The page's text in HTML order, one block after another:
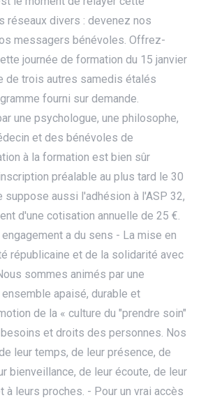
réseaux divers : devenez nos
messagers bénévoles. Offrez-
journée de formation du 15 janvier
de trois autres samedis étalés
fourni sur demande.
une psychologue, une philosophe,
et des bénévoles de
à la formation est bien sûr
préalable au plus tard le 30
suppose aussi l'adhésion à l'ASP 32,
d'une cotisation annuelle de 25 €.
a du sens - La mise en
républicaine et de la solidarité avec
sommes animés par une
apaisé, durable et
de la « culture du "prendre soin"
et droits des personnes. Nos
leur temps, de leur présence, de
bienveillance, de leur écoute, de leur
leurs proches. - Pour un vrai accès